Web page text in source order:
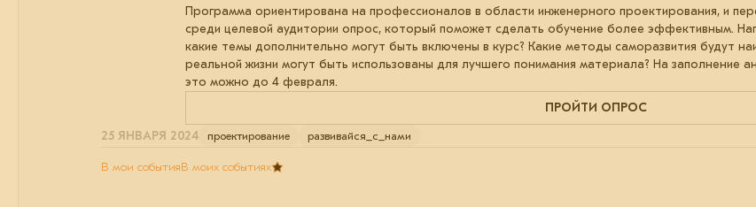
Программа ориентирована на профессионалов в области инженерного проектирования, и
среди целевой аудитории опрос, который поможет сделать обучение более эффективным.
какие темы дополнительно могут быть включены в курс? Какие методы саморазвития будут
реальной жизни могут быть использованы для лучшего понимания материала? На заполнение
это можно до 4 февраля.
ПРОЙТИ ОПРОС
25 ЯНВАРЯ 2024
проектирование развивайся_с_нами
В мои событияВ моих событиях